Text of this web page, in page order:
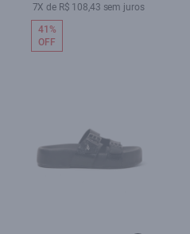
7X de R$ 108,43 sem juros
41%
OFF